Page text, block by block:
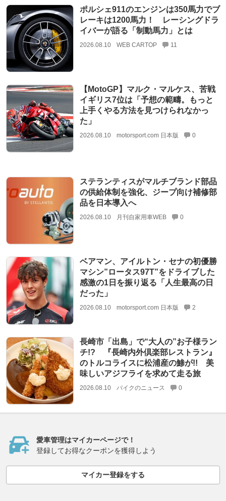
ポルシェ911のエンジンは350馬力でブ
レーキは1200馬力！ レーシングドラ
イバーが語る「制動馬力」とは
2026.08.10 WEB CARTOP 11
【MotoGP】マルク・マルケス、苦戦
イギリス7位は「予想の範疇。もっと
上手くやる方法を見つけられなかっ
た」
2026.08.10 motorsport.com 日本版 0
ステランティスがマルチブランド部品
の供給体制を強化、ジープ向け補修部
品を日本導入へ
2026.08.10 月刊自家用車WEB 0
ベアマン、アイルトン・セナの初優勝
マシン”ロータス97T”をドライブした
感激の1日を振り返る「人生最高の日
だった」
2026.08.10 motorsport.com 日本版 2
長崎市「出島」で“大人の”お子様ラン
チ!? 『長崎内外倶楽部レストラン』
のトルコライスに松浦産の鯵が!! 美
味しいアジフライを求めて走る旅
2026.08.10 バイクのニュース 0
愛車管理はマイカーページで！
登録してお得なクーポンを獲得しよう
マイカー登録をする